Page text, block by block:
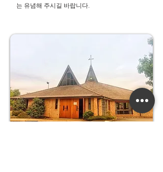
는 유념해 주시길 바랍니다.​